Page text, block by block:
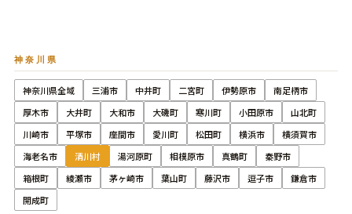
神奈川県
神奈川県全域 三浦市 中井町 二宮町 伊勢原市
南足柄市
厚木市
大井町 大和市 大磯町 寒川町 小田原市
山北町
川崎市
平塚市 座間市 愛川町 松田町 横浜市
横須賀市
海老名市
清川村 湯河原町 相模原市 真鶴町
秦野市
箱根町
綾瀬市 茅ヶ崎市 葉山町 藤沢市 逗子市
鎌倉市
開成町